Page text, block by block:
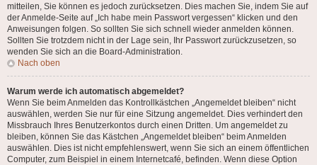
mitteilen, Sie können es jedoch zurücksetzen. Dies machen Sie, indem Sie auf
der Anmelde-Seite auf „Ich habe mein Passwort vergessen“ klicken und den
Anweisungen folgen. So sollten Sie sich schnell wieder anmelden können.
Sollten Sie trotzdem nicht in der Lage sein, Ihr Passwort zurückzusetzen, so
wenden Sie sich an die Board-Administration.
Nach oben
Warum werde ich automatisch abgemeldet?
Wenn Sie beim Anmelden das Kontrollkästchen „Angemeldet bleiben“ nicht
auswählen, werden Sie nur für eine Sitzung angemeldet. Dies verhindert den
Missbrauch Ihres Benutzerkontos durch einen Dritten. Um angemeldet zu
bleiben, können Sie das Kästchen „Angemeldet bleiben“ beim Anmelden
auswählen. Dies ist nicht empfehlenswert, wenn Sie sich an einem öffentlichen
Computer, zum Beispiel in einem Internetcafé, befinden. Wenn diese Option